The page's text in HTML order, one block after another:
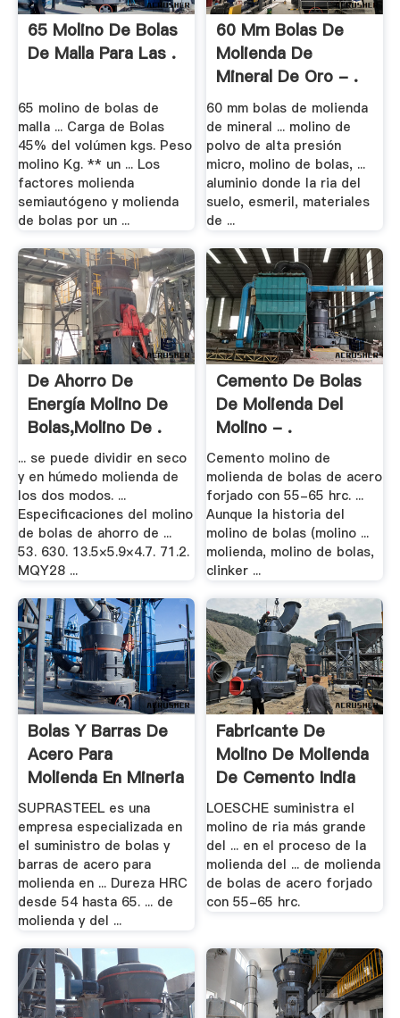
65 Molino De Bolas
De Malla Para Las .
65 molino de bolas de
malla ... Carga de Bolas
45% del volúmen kgs. Peso
molino Kg. ** un ... Los
factores molienda
semiautógeno y molienda
de bolas por un ...
60 Mm Bolas De
Molienda De
Mineral De Oro - .
60 mm bolas de molienda
de mineral ... molino de
polvo de alta presión
micro, molino de bolas, ...
aluminio donde la ria del
suelo, esmeril, materiales
de ...
De Ahorro De
Energía Molino De
Bolas,Molino De .
... se puede dividir en seco
y en húmedo molienda de
los dos modos. ...
Especificaciones del molino
de bolas de ahorro de ...
53. 630. 13.5×5.9×4.7. 71.2.
MQY28 ...
Cemento De Bolas
De Molienda Del
Molino - .
Cemento molino de
molienda de bolas de acero
forjado con 55-65 hrc. ...
Aunque la historia del
molino de bolas (molino ...
molienda, molino de bolas,
clinker ...
Bolas Y Barras De
Acero Para
Molienda En Mineria
.
SUPRASTEEL es una
empresa especializada en
el suministro de bolas y
barras de acero para
molienda en ... Dureza HRC
desde 54 hasta 65. ... de
molienda y del ...
Fabricante De
Molino De Molienda
De Cemento India
LOESCHE suministra el
molino de ria más grande
del ... en el proceso de la
molienda del ... de molienda
de bolas de acero forjado
con 55-65 hrc.